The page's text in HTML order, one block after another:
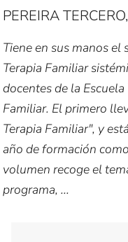
PEREIRA
Tiene en sus manos
Terapia Familiar
docentes de la
Familiar. El primero
Terapia Familiar", y
año de formación
volumen recoge el
programa, ...